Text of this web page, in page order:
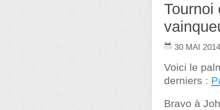
Tournoi
30 MAI 2014
Voici le
derniers :
Bravo à